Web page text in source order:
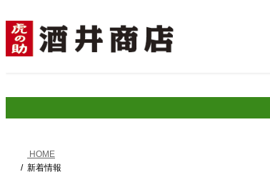
ン
テ
ン
キ
ビ
ゲ
ー
に
HOME
新着情報